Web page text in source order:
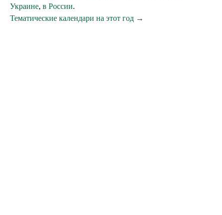
Украине, в России.
Тематические календари на этот год →